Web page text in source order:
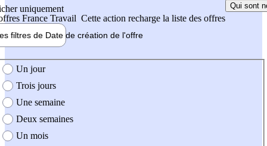
uniquement
France Travail Cette action recharge la liste des offres
Qui sont
filtres de Date de création de l'offre
création de l'offre
Un jour
Trois jours
Une semaine
Deux semaines
Un mois